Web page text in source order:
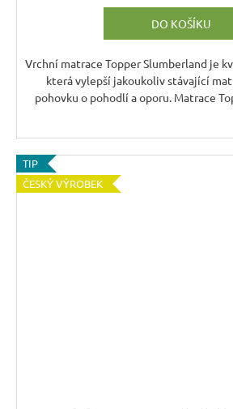
DO KOŠÍKU
Vrchní matrace Topper Slumberland je
která vylepší jakoukoliv stávající
pohovku o pohodlí a oporu. Matrace
TIP
ČESKÝ VÝROBEK